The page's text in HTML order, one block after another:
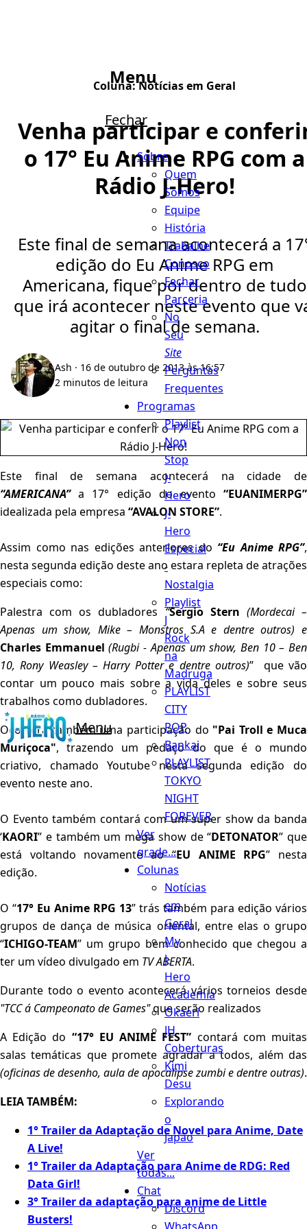
Menu
Menu
Fechar
Sobre
Quem
Somos
Equipe
História
Trabalhe
Conosco
Fechar
Parceria
No
Seu
Site
Perguntas
Frequentes
Programas
Playlist
Non
Stop
J-
Hero
J-
Hero
Especial
-
Nostalgia
Playlist
J
Rock
na
Madruga
PLAYLIST
CITY
POP
Bankai
PLAYLIST
TOKYO
NIGHT
FOREVER
Ver
grade...
Colunas
Notícias
em
Geral
My
J-
Hero
Academia
Okaeri
JH
Coberturas
Kimi
Desu
Explorando
o
Japão
Ver
todas...
Chat
Discord
Coluna:Notícias em Geral
Venha participar e
o 17° Eu Anime RPG com a
Rádio J-Hero!
Este final de semana acontecerá a
edição do Eu Anime RPG em
Americana, fique por dentro de tudo
que irá acontecer neste evento que
agitar o final de semana.
Ash · 16 de outubro de 2013 às 16:57
2 minutos de leitura
Este final de semana acontecerá na cidade de
“AMERICANA”a 17° edição do evento “EUANIMERPG”
idealizada pela empresa “AVALON STORE”.
Assim como nas edições anteriores do “Eu Anime RPG”,
nesta segunda edição deste ano estara repleta de atrações
especiais como:
Palestra com os dubladores“Sergio Stern (Mordecai –
Apenas um show, Mike – Monstros S.A e dentre outros) e
Charles Emmanuel (Rugbi - Apenas um show, Ben 10 – Ben
10, Rony Weasley – Harry Potter e dentre outros)” que vão
contar um pouco mais sobre a vida deles e sobre seus
trabalhos como dubladores.
Ocorrerá também uma participação do "Pai Troll e Muca
Muriçoca", trazendo um pedaço do que é o mundo
criativo, chamado Youtube nesta segunda edição do
evento neste ano.
O Evento também contará com um super show da banda
‘KAORI” e também um mega show de “DETONATOR” que
está voltando novamente ao “EU ANIME RPG” nesta
edição.
O “17° Eu Anime RPG 13” trás também para edição vários
grupos de dança de música oriental, entre elas o grupo
“ICHIGO-TEAM” um grupo bem conhecido que chegou a
ter um vídeo divulgado em TV ABERTA.
Durante todo o evento acontecerá vários torneios desde
"TCC á Campeonato de Games"que serão realizados
A Edição do “17° EU ANIME FEST” contará com muitas
salas temáticas que promete agradar a todos, além das
(oficinas de desenho, aula de apocalipse zumbi e dentre outras).
LEIA TAMBÉM:
1° Trailer da Adaptação de Novel para Anime, Date
A Live!
1° Trailer da Adaptação para Anime de RDG: Red
Data Girl!
3° Trailer da adaptação para anime de Little
Busters!